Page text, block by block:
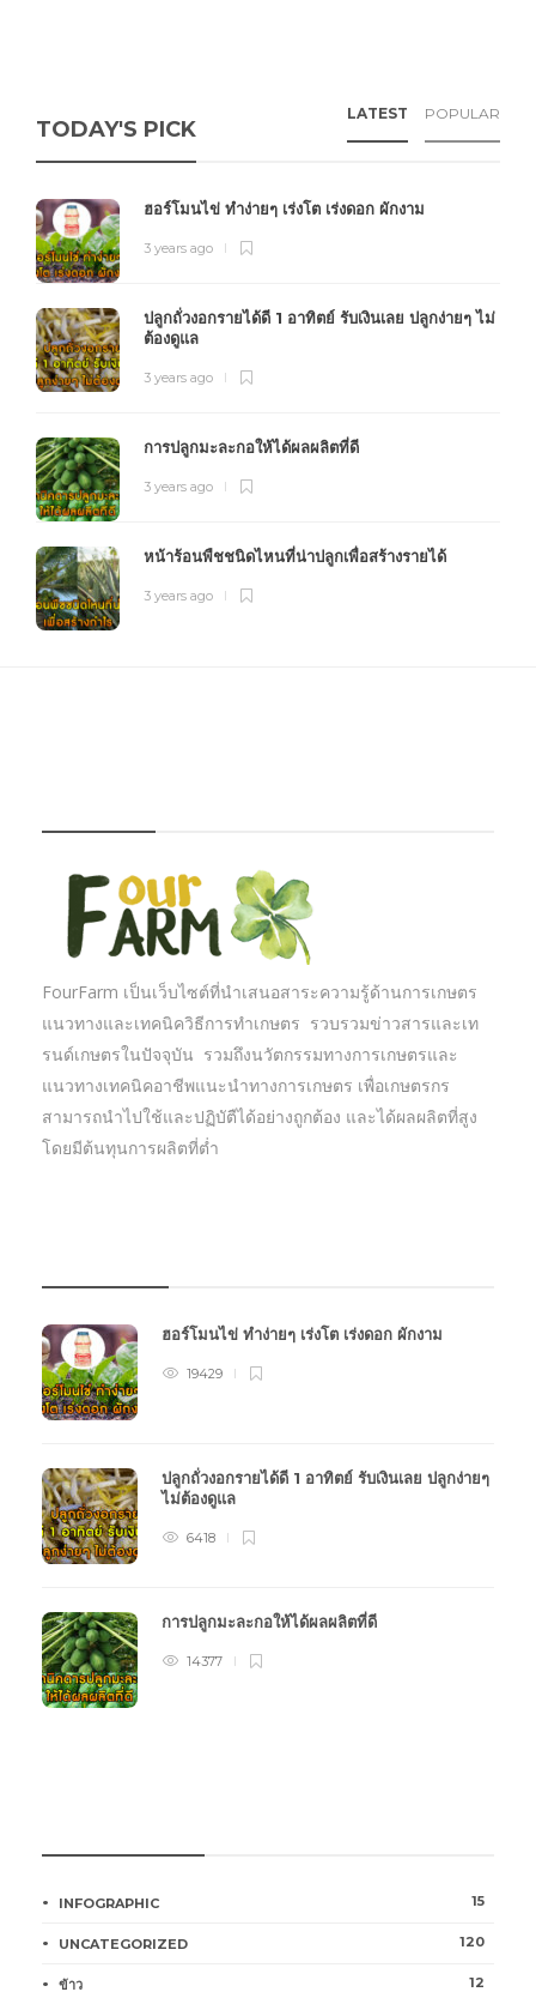
TODAY'S PICK
LATEST POPULAR
ฮอร์โมนไข่ ทำง่ายๆ เร่งโต เร่งดอก ผักงาม
3 years ago
ปลูกถั่วงอกรายได้ดี 1 อาทิตย์ รับเงินเลย ปลูกง่ายๆ ไม่
ต้องดูแล
3 years ago
การปลูกมะละกอให้ได้ผลผลิตที่ดี
3 years ago
หน้าร้อนพืชชนิดไหนที่น่าปลูกเพื่อสร้างรายได้
3 years ago
FourFarm เป็นเว็บไซต์ที่นำเสนอสาระความรู้ด้านการเกษตร
แนวทางและเทคนิควิธีการทำเกษตร รวบรวมข่าวสารและเท
รนด์เกษตรในปัจจุบัน รวมถึงนวัตกรรมทางการเกษตรและ
แนวทางเทคนิคอาชีพแนะนำทางการเกษตร เพื่อเกษตรกร
สามารถนำไปใช้และปฏิบัตืได้อย่างถูกต้อง และได้ผลผลิตที่สูง
โดยมีต้นทุนการผลิตที่ต่ำ
ฮอร์โมนไข่ ทำง่ายๆ เร่งโต เร่งดอก ผักงาม
19429
ปลูกถั่วงอกรายได้ดี 1 อาทิตย์ รับเงินเลย ปลูกง่ายๆ
ไม่ต้องดูแล
6418
การปลูกมะละกอให้ได้ผลผลิตที่ดี
14377
INFOGRAPHIC 15
UNCATEGORIZED 120
ข้าว 12